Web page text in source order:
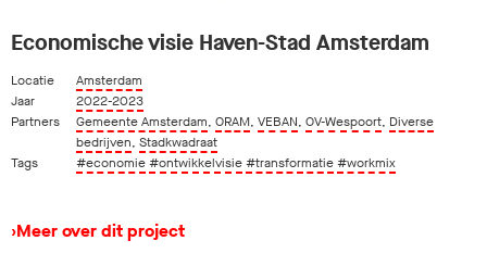
Economische visie Haven-Stad Amsterdam
Locatie
Amsterdam
Jaar
2022-2023
Partners
Gemeente Amsterdam, ORAM, VEBAN, OV-Wespoort, Diverse
bedrijven, Stadkwadraat
Tags
#economie#ontwikkelvisie#transformatie#workmix
›Meer over dit project